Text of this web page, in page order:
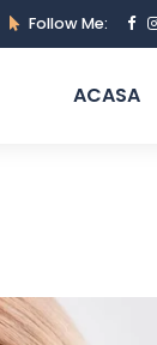
Follow Me:
ACASA